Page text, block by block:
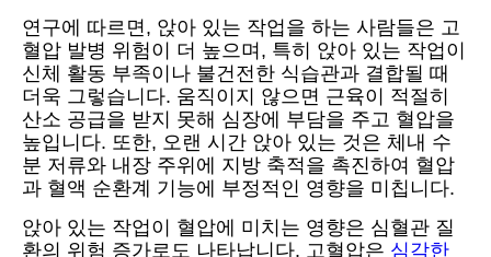
연구에 따르면, 앉아 있는 작업을 하는 사람들은 고
혈압 발병 위험이 더 높으며, 특히 앉아 있는 작업이
신체 활동 부족이나 불건전한 식습관과 결합될 때
더욱 그렇습니다. 움직이지 않으면 근육이 적절히
산소 공급을 받지 못해 심장에 부담을 주고 혈압을
높입니다. 또한, 오랜 시간 앉아 있는 것은 체내 수
분 저류와 내장 주위에 지방 축적을 촉진하여 혈압
과 혈액 순환계 기능에 부정적인 영향을 미칩니다.
앉아 있는 작업이 혈압에 미치는 영향은 심혈관 질
환의 위험 증가로도 나타납니다. 고혈압은 심각한